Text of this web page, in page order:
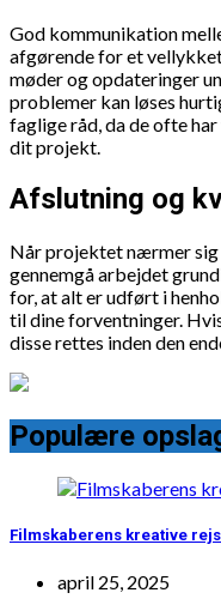
God kommunikation
afgørende for et
møder og opdateringer
problemer kan løses
faglige råd, da de ofte
dit projekt.
Afslutning og
Når projektet nærmer
gennemgå arbejdet
for, at alt er udført i
til dine forventninger.
disse rettes inden den
Populære
Filmskaberens kreative
april 25, 2025